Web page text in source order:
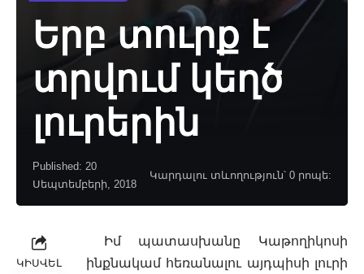
Երբ տուրք է
տրվում կեղծ
լուրերին
Published: 20
Սեպտեմբերի, 2018
Կարդալու տևողություն՝ 0 րոպե:
ԿԻՍՎԵԼ
Իմ պատասխանը Կաթողիկոսի
ինքնակամ հեռանալու այդպիսի լուրի